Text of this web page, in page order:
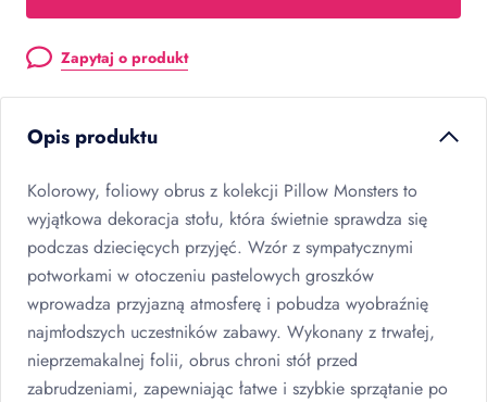
Zapytaj o produkt
Opis produktu
Kolorowy, foliowy obrus z kolekcji Pillow Monsters to
wyjątkowa dekoracja stołu, która świetnie sprawdza się
podczas dziecięcych przyjęć. Wzór z sympatycznymi
potworkami w otoczeniu pastelowych groszków
wprowadza przyjazną atmosferę i pobudza wyobraźnię
najmłodszych uczestników zabawy. Wykonany z trwałej,
nieprzemakalnej folii, obrus chroni stół przed
zabrudzeniami, zapewniając łatwe i szybkie sprzątanie po